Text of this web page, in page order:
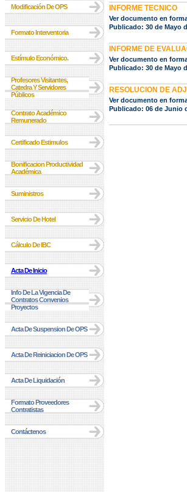
Modificación De OPS
Formato Interventoria
Estímulo Económico.
Profesores Visitantes,
Catedra Y Servidores
Públicos
Contrato Académico
Remunerado
Certificado Estimulos
Bonificacion Productividad
Académica
Suministros
Servicio De Hotel
Cálculo De IBC
Acta De Inicio
Info De La Vigencia De
Contratos Convenios
Proyectos
Acta De Suspension De OPS
Acta De Reiniciacion De OPS
Acta De Liquidación
Formato Proveedores
Contratistas
Contáctenos
INFORME TECNICO
Ver documento en
Publicado: 30 de Mayo
INFORME DE
Ver documento en
Publicado: 30 de Mayo
RESOLUCION DE
Ver documento en
Publicado: 06 de Junio